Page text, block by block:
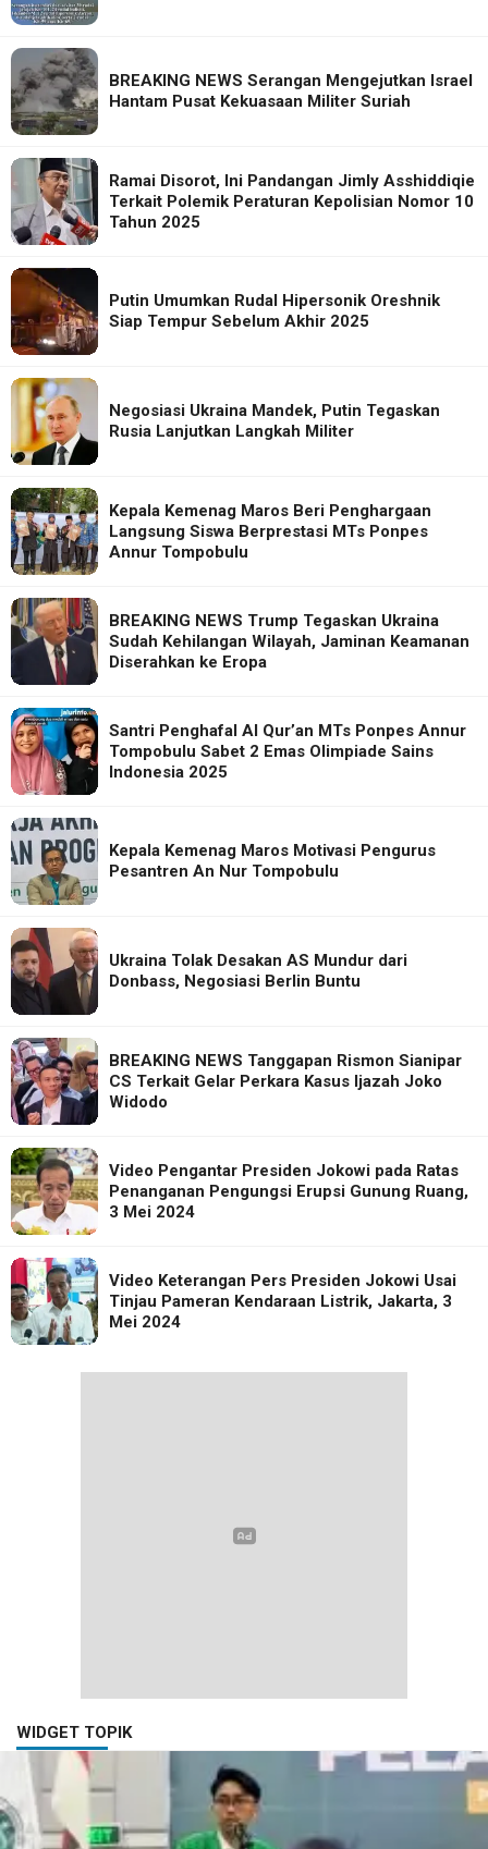
BREAKING NEWS Serangan Mengejutkan Israel
Hantam Pusat Kekuasaan Militer Suriah
Ramai Disorot, Ini Pandangan Jimly Asshiddiqie
Terkait Polemik Peraturan Kepolisian Nomor 10
Tahun 2025
Putin Umumkan Rudal Hipersonik Oreshnik
Siap Tempur Sebelum Akhir 2025
Negosiasi Ukraina Mandek, Putin Tegaskan
Rusia Lanjutkan Langkah Militer
Kepala Kemenag Maros Beri Penghargaan
Langsung Siswa Berprestasi MTs Ponpes
Annur Tompobulu
BREAKING NEWS Trump Tegaskan Ukraina
Sudah Kehilangan Wilayah, Jaminan Keamanan
Diserahkan ke Eropa
Santri Penghafal Al Qur’an MTs Ponpes Annur
Tompobulu Sabet 2 Emas Olimpiade Sains
Indonesia 2025
Kepala Kemenag Maros Motivasi Pengurus
Pesantren An Nur Tompobulu
Ukraina Tolak Desakan AS Mundur dari
Donbass, Negosiasi Berlin Buntu
BREAKING NEWS Tanggapan Rismon Sianipar
CS Terkait Gelar Perkara Kasus Ijazah Joko
Widodo
Video Pengantar Presiden Jokowi pada Ratas
Penanganan Pengungsi Erupsi Gunung Ruang,
3 Mei 2024
Video Keterangan Pers Presiden Jokowi Usai
Tinjau Pameran Kendaraan Listrik, Jakarta, 3
Mei 2024
WIDGET TOPIK